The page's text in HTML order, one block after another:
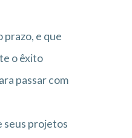
prazo, e que
o êxito
passar com
seus projetos